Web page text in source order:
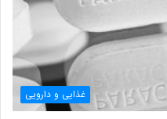
غذایی و دارویی